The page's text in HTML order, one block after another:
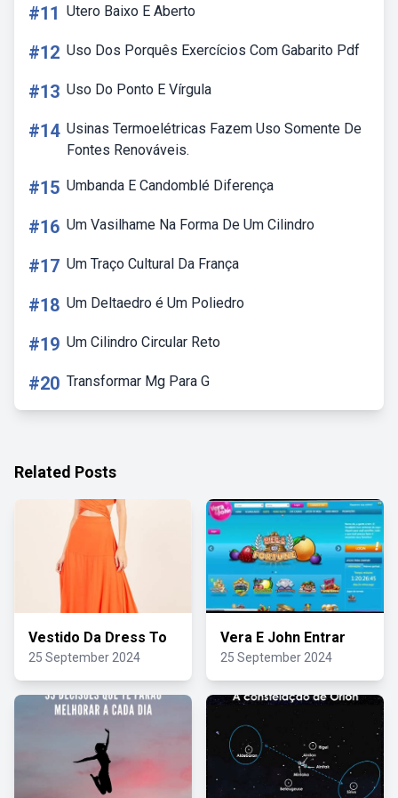
#11 Utero Baixo E Aberto
#12 Uso Dos Porquês Exercícios Com Gabarito Pdf
#13 Uso Do Ponto E Vírgula
#14 Usinas Termoelétricas Fazem Uso Somente De
Fontes Renováveis.
#15 Umbanda E Candomblé Diferença
#16 Um Vasilhame Na Forma De Um Cilindro
#17 Um Traço Cultural Da França
#18 Um Deltaedro é Um Poliedro
#19 Um Cilindro Circular Reto
#20 Transformar Mg Para G
Related Posts
Vestido Da Dress To
25 September 2024
Vera E John Entrar
25 September 2024